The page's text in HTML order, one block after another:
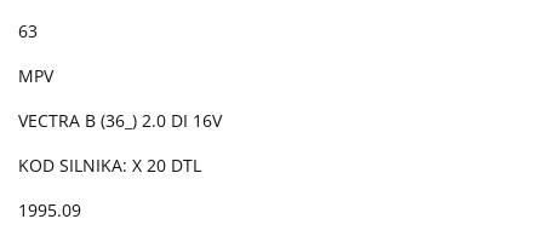
63
MPV
VECTRA B (36_) 2.0 DI 16V
KOD SILNIKA: X 20 DTL
1995.09